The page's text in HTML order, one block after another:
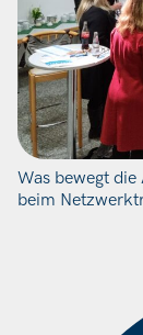
Was bewegt
beim